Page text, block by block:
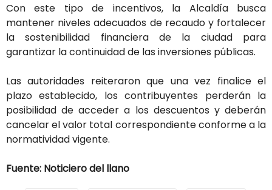
Con este tipo de incentivos, la Alcaldía busca
mantener niveles adecuados de recaudo y fortalecer
la sostenibilidad financiera de la ciudad para
garantizar la continuidad de las inversiones públicas.
Las autoridades reiteraron que una vez finalice el
plazo establecido, los contribuyentes perderán la
posibilidad de acceder a los descuentos y deberán
cancelar el valor total correspondiente conforme a la
normatividad vigente.
Fuente: Noticiero del llano